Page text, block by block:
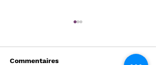
Commentaires